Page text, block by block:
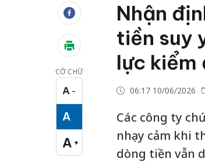
CỠ CHỮ
A −
Cỡ chữ nhỏ
A
Cỡ chữ vừa
A +
Cỡ chữ lớn
Nhận
tiền suy
lực kiểm
06:17 10/06/2026
Các công ty
nhạy cảm khi
dòng tiền vẫn